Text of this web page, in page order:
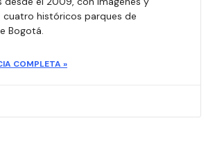
cuatro históricos parques de
Bogotá.
COMPLETA »